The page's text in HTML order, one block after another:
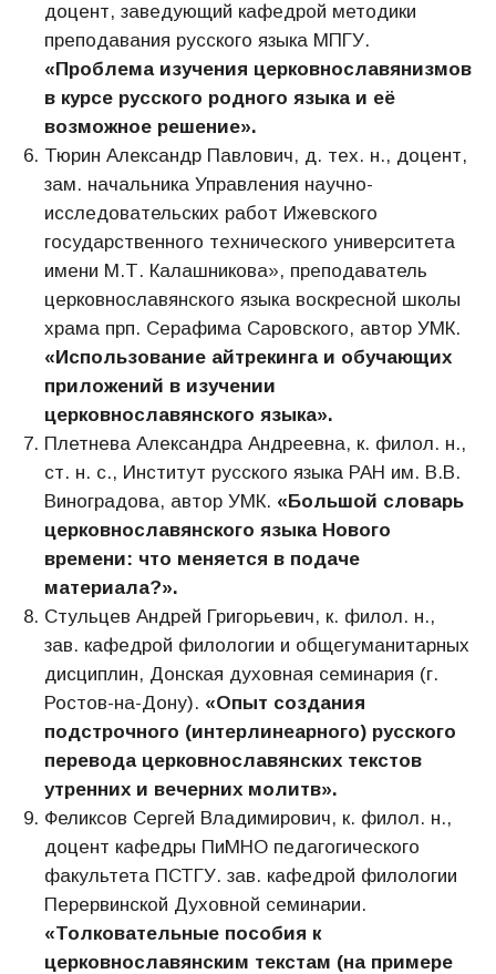
доцент, заведующий кафедрой методики
преподавания русского языка МПГУ.
«Проблема изучения церковнославянизмов
в курсе русского родного языка и её
возможное решение».
Тюрин Александр Павлович, д. тех. н., доцент,
зам. начальника Управления научно-
исследовательских работ Ижевского
государственного технического университета
имени М.Т. Калашникова», преподаватель
церковнославянского языка воскресной школы
храма прп. Серафима Саровского, автор УМК.
«Использование айтрекинга и обучающих
приложений в изучении
церковнославянского языка».
Плетнева Александра Андреевна, к. филол. н.,
ст. н. с., Институт русского языка РАН им. В.В.
Виноградова, автор УМК. «Большой словарь
церковнославянского языка Нового
времени: что меняется в подаче
материала?».
Стульцев Андрей Григорьевич, к. филол. н.,
зав. кафедрой филологии и общегуманитарных
дисциплин, Донская духовная семинария (г.
Ростов-на-Дону). «Опыт создания
подстрочного (интерлинеарного) русского
перевода церковнославянских текстов
утренних и вечерних молитв».
Феликсов Сергей Владимирович, к. филол. н.,
доцент кафедры ПиМНО педагогического
факультета ПСТГУ. зав. кафедрой филологии
Перервинской Духовной семинарии.
«Толковательные пособия к
церковнославянским текстам (на примере